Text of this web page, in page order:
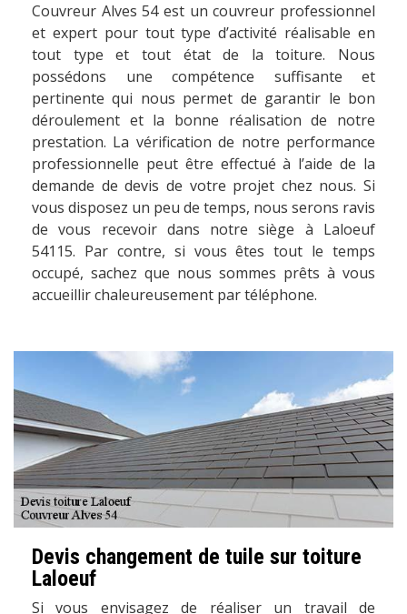
Couvreur Alves 54 est un couvreur professionnel
et expert pour tout type d’activité réalisable en
tout type et tout état de la toiture. Nous
possédons une compétence suffisante et
pertinente qui nous permet de garantir le bon
déroulement et la bonne réalisation de notre
prestation. La vérification de notre performance
professionnelle peut être effectué à l’aide de la
demande de devis de votre projet chez nous. Si
vous disposez un peu de temps, nous serons ravis
de vous recevoir dans notre siège à Laloeuf
54115. Par contre, si vous êtes tout le temps
occupé, sachez que nous sommes prêts à vous
accueillir chaleureusement par téléphone.
Devis changement de tuile sur toiture
Laloeuf
Si vous envisagez de réaliser un travail de